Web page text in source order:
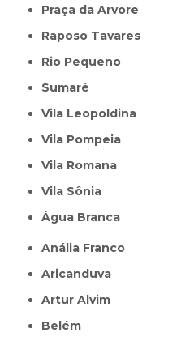
Praça da Arvore
Raposo Tavares
Rio Pequeno
Sumaré
Vila Leopoldina
Vila Pompeia
Vila Romana
Vila Sônia
Água Branca
Anália Franco
Aricanduva
Artur Alvim
Belém